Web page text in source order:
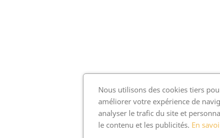
Nous utilisons des cookies tiers
améliorer votre expérience de
analyser le trafic du site et
le contenu et les publicités. En